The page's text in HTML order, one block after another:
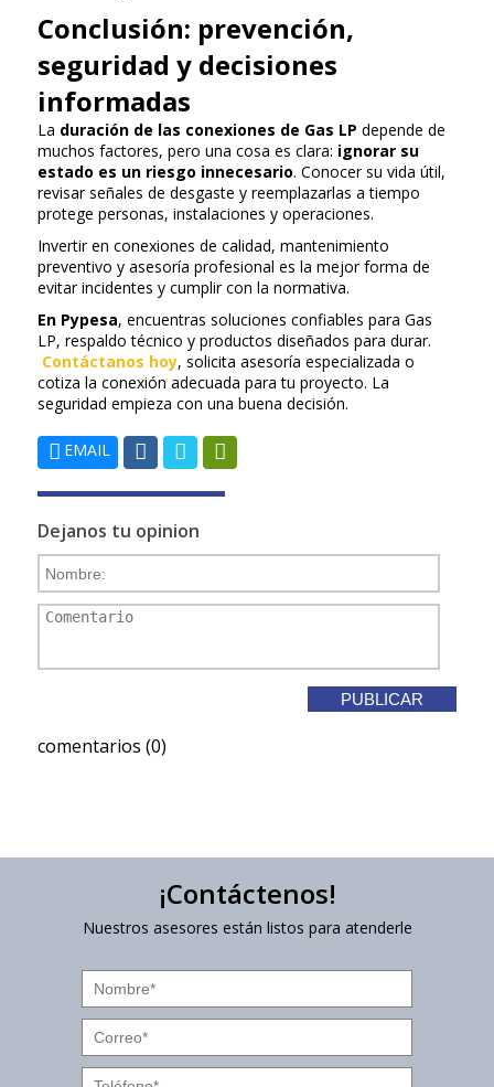
Conclusión: prevención,
seguridad y decisiones
informadas
La duración de las conexiones de Gas LP depende de
muchos factores, pero una cosa es clara: ignorar su
estado es un riesgo innecesario. Conocer su vida útil,
revisar señales de desgaste y reemplazarlas a tiempo
protege personas, instalaciones y operaciones.
Invertir en conexiones de calidad, mantenimiento
preventivo y asesoría profesional es la mejor forma de
evitar incidentes y cumplir con la normativa.
En Pypesa, encuentras soluciones confiables para Gas
LP, respaldo técnico y productos diseñados para durar.
Contáctanos hoy, solicita asesoría especializada o
cotiza la conexión adecuada para tu proyecto. La
seguridad empieza con una buena decisión.
EMAIL
Dejanos tu opinion
comentarios (0)
¡Contáctenos!
Nuestros asesores están listos para atenderle